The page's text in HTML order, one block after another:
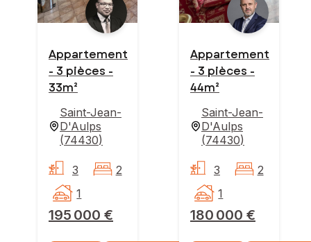
Appartement
- 3 pièces -
33m²
Saint-Jean-
D'Aulps
(74430)
195 000 €
3
2
1
Appartement
- 3 pièces -
44m²
Saint-Jean-
D'Aulps
(74430)
180 000 €
3
2
1